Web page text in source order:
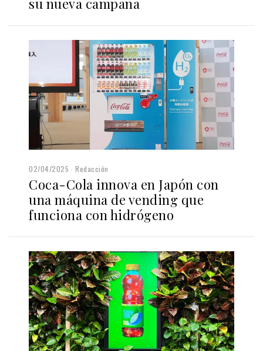
02/04/2025 Redacción
Coca-Cola innova en Japón con
una máquina de vending que
funciona con hidrógeno